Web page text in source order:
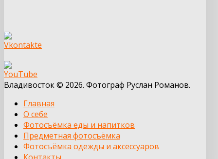
Владивосток © 2026. Фотограф Руслан Романов.
Главная
О себе
Фотосъёмка еды и напитков
Предметная фотосъёмка
Фотосъёмка одежды и аксессуаров